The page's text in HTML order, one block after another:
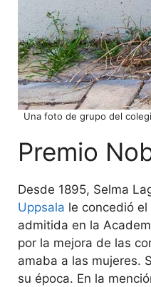
Una foto de grupo del
Premio
Desde 1895, Selma
Uppsala le concedió
admitida en la
por la mejora de las
amaba a las mujeres.
su época. En la